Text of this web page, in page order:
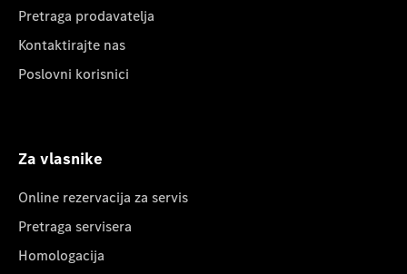
Pretraga prodavatelja
Kontaktirajte nas
Poslovni korisnici
Za vlasnike
Online rezervacija za servis
Pretraga servisera
Homologacija